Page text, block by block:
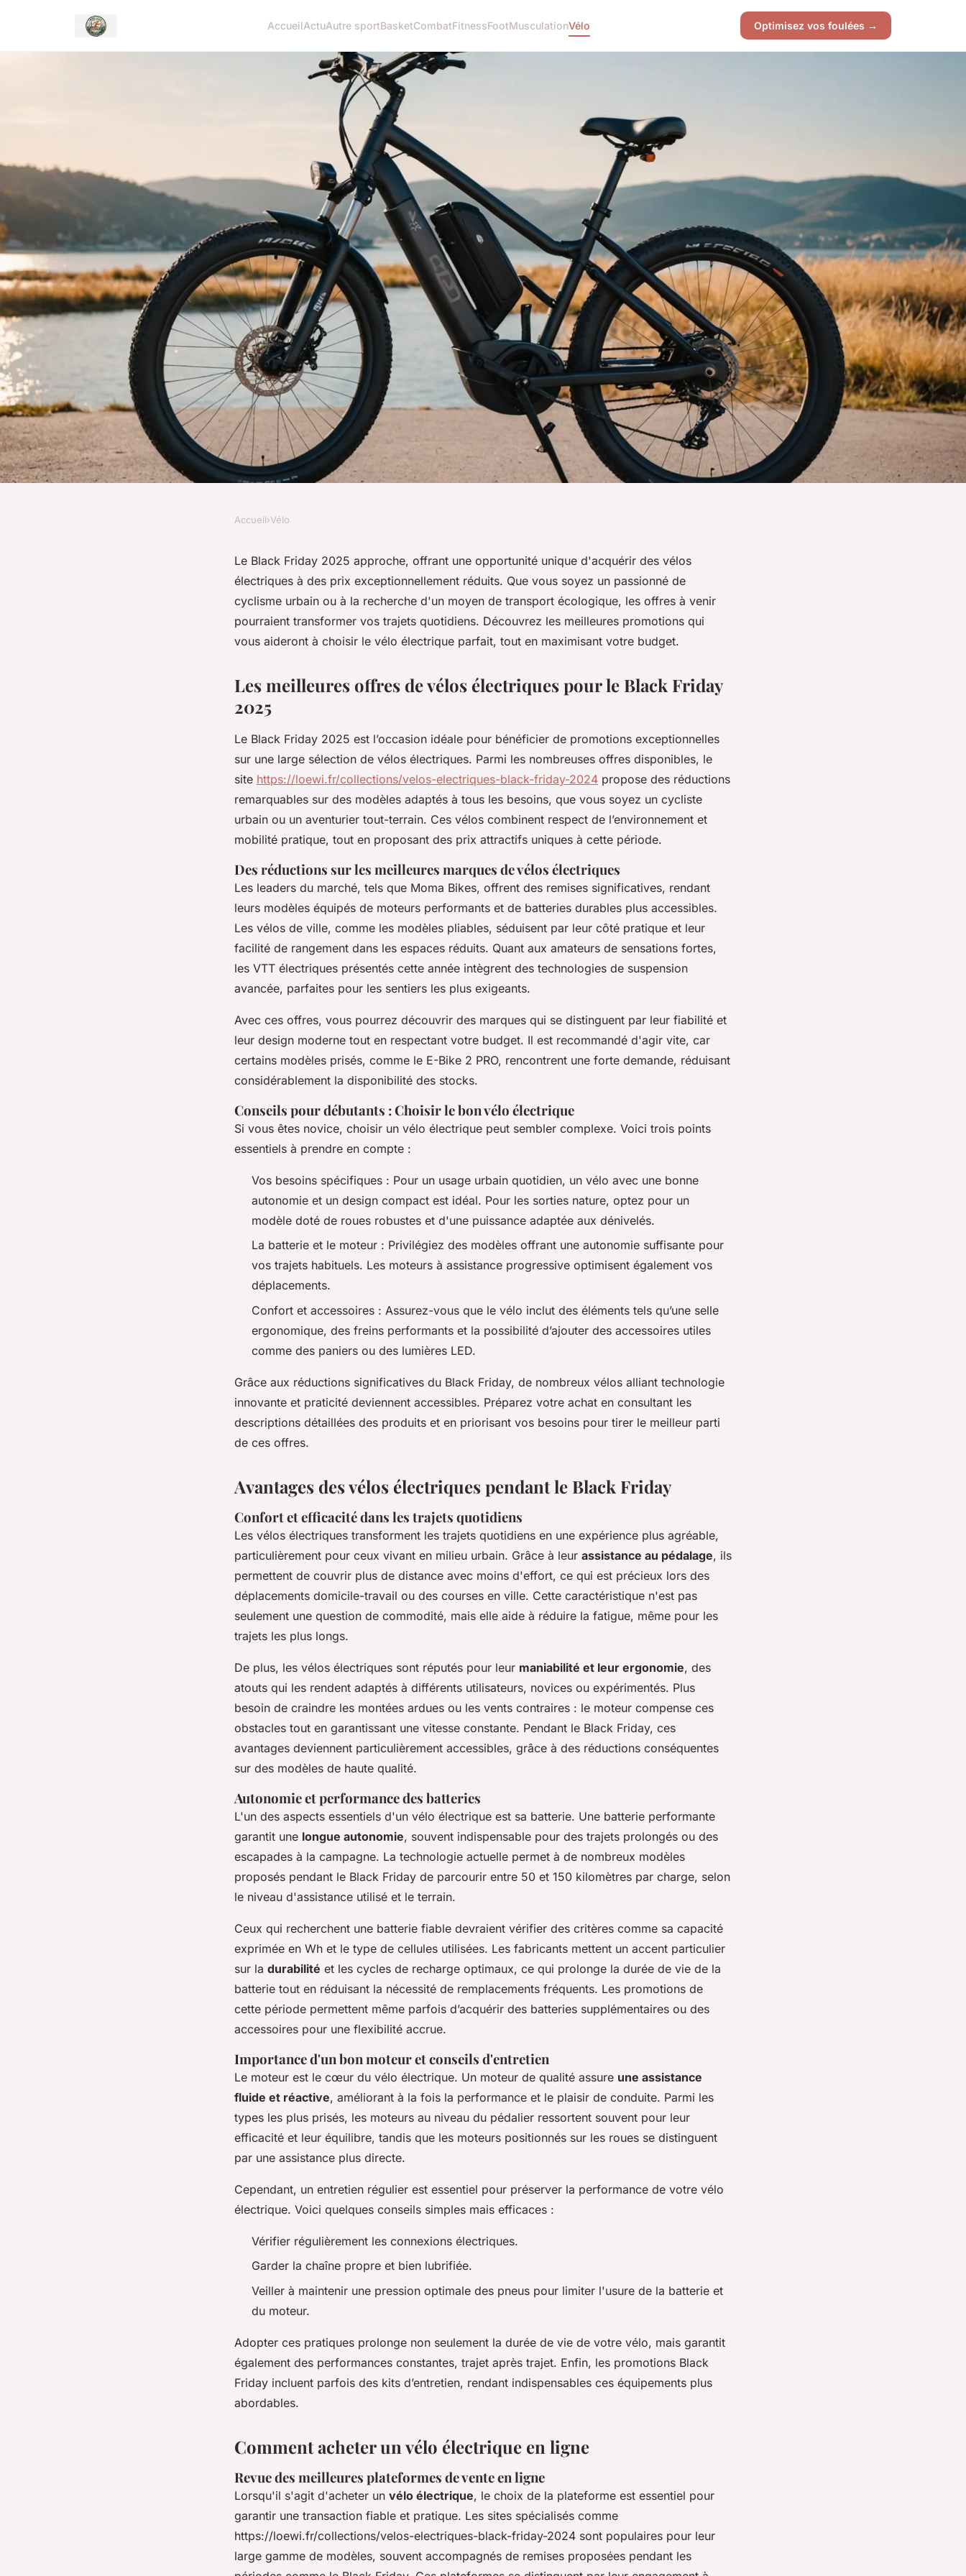
AccueilActuAutre sportBasketCombatFitnessFootMusculationVélo Optimisez vos foulées →
Les meilleures offres de vélos
électriques pour le black friday 2025
Accueil›Vélo
Le Black Friday 2025 approche, offrant une opportunité unique d'acquérir des vélos
électriques à des prix exceptionnellement réduits. Que vous soyez un passionné de
cyclisme urbain ou à la recherche d'un moyen de transport écologique, les offres à venir
pourraient transformer vos trajets quotidiens. Découvrez les meilleures promotions qui
vous aideront à choisir le vélo électrique parfait, tout en maximisant votre budget.
Les meilleures offres de vélos électriques pour le Black Friday
2025
Le Black Friday 2025 est l’occasion idéale pour bénéficier de promotions exceptionnelles
sur une large sélection de vélos électriques. Parmi les nombreuses offres disponibles, le
site https://loewi.fr/collections/velos-electriques-black-friday-2024 propose des réductions
remarquables sur des modèles adaptés à tous les besoins, que vous soyez un cycliste
urbain ou un aventurier tout-terrain. Ces vélos combinent respect de l’environnement et
mobilité pratique, tout en proposant des prix attractifs uniques à cette période.
Des réductions sur les meilleures marques de vélos électriques
Les leaders du marché, tels que Moma Bikes, offrent des remises significatives, rendant
leurs modèles équipés de moteurs performants et de batteries durables plus accessibles.
Les vélos de ville, comme les modèles pliables, séduisent par leur côté pratique et leur
facilité de rangement dans les espaces réduits. Quant aux amateurs de sensations fortes,
les VTT électriques présentés cette année intègrent des technologies de suspension
avancée, parfaites pour les sentiers les plus exigeants.
Avec ces offres, vous pourrez découvrir des marques qui se distinguent par leur fiabilité et
leur design moderne tout en respectant votre budget. Il est recommandé d'agir vite, car
certains modèles prisés, comme le E-Bike 2 PRO, rencontrent une forte demande, réduisant
considérablement la disponibilité des stocks.
Conseils pour débutants : Choisir le bon vélo électrique
Si vous êtes novice, choisir un vélo électrique peut sembler complexe. Voici trois points
essentiels à prendre en compte :
Vos besoins spécifiques : Pour un usage urbain quotidien, un vélo avec une bonne
autonomie et un design compact est idéal. Pour les sorties nature, optez pour un
modèle doté de roues robustes et d'une puissance adaptée aux dénivelés.
La batterie et le moteur : Privilégiez des modèles offrant une autonomie suffisante pour
vos trajets habituels. Les moteurs à assistance progressive optimisent également vos
déplacements.
Confort et accessoires : Assurez-vous que le vélo inclut des éléments tels qu’une selle
ergonomique, des freins performants et la possibilité d’ajouter des accessoires utiles
comme des paniers ou des lumières LED.
Grâce aux réductions significatives du Black Friday, de nombreux vélos alliant technologie
innovante et praticité deviennent accessibles. Préparez votre achat en consultant les
descriptions détaillées des produits et en priorisant vos besoins pour tirer le meilleur parti
de ces offres.
Avantages des vélos électriques pendant le Black Friday
Confort et efficacité dans les trajets quotidiens
Les vélos électriques transforment les trajets quotidiens en une expérience plus agréable,
particulièrement pour ceux vivant en milieu urbain. Grâce à leur assistance au pédalage, ils
permettent de couvrir plus de distance avec moins d'effort, ce qui est précieux lors des
déplacements domicile-travail ou des courses en ville. Cette caractéristique n'est pas
seulement une question de commodité, mais elle aide à réduire la fatigue, même pour les
trajets les plus longs.
De plus, les vélos électriques sont réputés pour leur maniabilité et leur ergonomie, des
atouts qui les rendent adaptés à différents utilisateurs, novices ou expérimentés. Plus
besoin de craindre les montées ardues ou les vents contraires : le moteur compense ces
obstacles tout en garantissant une vitesse constante. Pendant le Black Friday, ces
avantages deviennent particulièrement accessibles, grâce à des réductions conséquentes
sur des modèles de haute qualité.
Autonomie et performance des batteries
L'un des aspects essentiels d'un vélo électrique est sa batterie. Une batterie performante
garantit une longue autonomie, souvent indispensable pour des trajets prolongés ou des
escapades à la campagne. La technologie actuelle permet à de nombreux modèles
proposés pendant le Black Friday de parcourir entre 50 et 150 kilomètres par charge, selon
le niveau d'assistance utilisé et le terrain.
Ceux qui recherchent une batterie fiable devraient vérifier des critères comme sa capacité
exprimée en Wh et le type de cellules utilisées. Les fabricants mettent un accent particulier
sur la durabilité et les cycles de recharge optimaux, ce qui prolonge la durée de vie de la
batterie tout en réduisant la nécessité de remplacements fréquents. Les promotions de
cette période permettent même parfois d’acquérir des batteries supplémentaires ou des
accessoires pour une flexibilité accrue.
Importance d'un bon moteur et conseils d'entretien
Le moteur est le cœur du vélo électrique. Un moteur de qualité assure une assistance
fluide et réactive, améliorant à la fois la performance et le plaisir de conduite. Parmi les
types les plus prisés, les moteurs au niveau du pédalier ressortent souvent pour leur
efficacité et leur équilibre, tandis que les moteurs positionnés sur les roues se distinguent
par une assistance plus directe.
Cependant, un entretien régulier est essentiel pour préserver la performance de votre vélo
électrique. Voici quelques conseils simples mais efficaces :
Vérifier régulièrement les connexions électriques.
Garder la chaîne propre et bien lubrifiée.
Veiller à maintenir une pression optimale des pneus pour limiter l'usure de la batterie et
du moteur.
Adopter ces pratiques prolonge non seulement la durée de vie de votre vélo, mais garantit
également des performances constantes, trajet après trajet. Enfin, les promotions Black
Friday incluent parfois des kits d’entretien, rendant indispensables ces équipements plus
abordables.
Comment acheter un vélo électrique en ligne
Revue des meilleures plateformes de vente en ligne
Lorsqu'il s'agit d'acheter un vélo électrique, le choix de la plateforme est essentiel pour
garantir une transaction fiable et pratique. Les sites spécialisés comme
https://loewi.fr/collections/velos-electriques-black-friday-2024 sont populaires pour leur
large gamme de modèles, souvent accompagnés de remises proposées pendant les